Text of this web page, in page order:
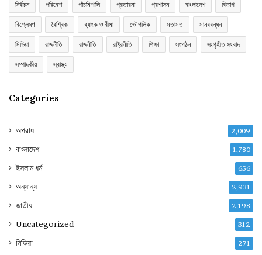
নির্বাচন পরিবেশ পাঁচমিশালি প্রতারনা প্রশাসন বাংলাদেশ বিভাগ
বিশ্লেষণ বৈশ্বিক ব্যাংক ও বীমা ভৌগলিক মতামত মানববন্ধন
মিডিয়া রাজনীতি রাজনীতি রাষ্ট্রনীতি শিক্ষা সংগঠন সংগৃহীত সংবাদ
সম্পাদকীয় স্বাস্থ্য
Categories
অপরাধ 2,009
বাংলাদেশ 1,780
ইসলাম ধর্ম 656
অন্যান্য 2,931
জাতীয় 2,198
Uncategorized 312
মিডিয়া 271